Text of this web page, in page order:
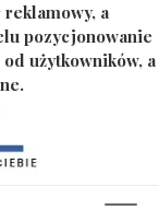
reklamowy, a
pozycjonowanie
użytkowników, a